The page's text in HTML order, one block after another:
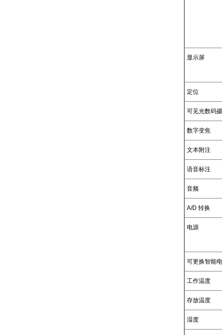
显示屏
定位
可见光数码
数字变焦
文本附注
语音标注
音频
A/D 转换
电源
可更换智能
工作温度
存放温度
湿度